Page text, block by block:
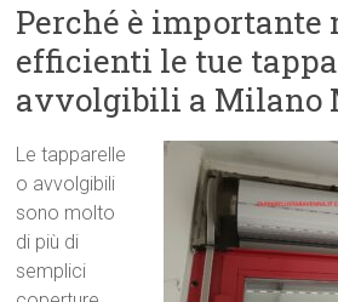
Perché è importante
efficienti le tue
avvolgibili a Milano
Le tapparelle
o avvolgibili
sono molto
di più di
semplici